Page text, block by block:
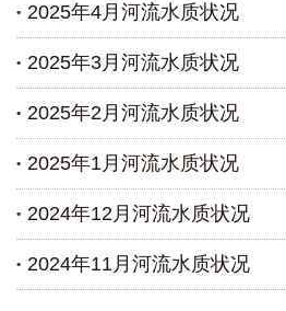
2025年4月河流水质状况
2025年3月河流水质状况
2025年2月河流水质状况
2025年1月河流水质状况
2024年12月河流水质状况
2024年11月河流水质状况